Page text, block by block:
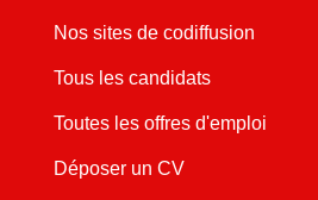
Nos sites de codiffusion
Tous les candidats
Toutes les offres d'emploi
Déposer un CV